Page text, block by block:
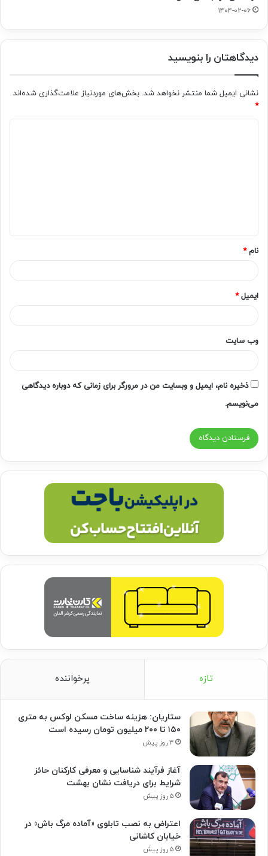
۱۴۰۴-۰۲-۰۶
دیدگاهتان را بنویسید
نشانی ایمیل شما منتشر نخواهد شد. بخش‌های موردنیاز علامت‌گذاری شده‌اند
*
*
نام*
ایمیل*
وب‌ سایت
ذخیره نام، ایمیل و وبسایت من در مرورگر برای زمانی که دوباره دیدگاهی
می‌نویسم.
تازه پرخواننده
ستاریان: هزینه ساخت مسکن لوکس به متری
۱۵۰ تا ۲۰۰ میلیون تومان رسیده است
۳ روز پیش
آغاز فرآیند شناسایی و معرفی کارکنان حائز
شرایط برای دریافت نشان بهشت
۵ روز پیش
اعتراض به نصب تابلوی «آماده مرگ باش» در
خیابان کاشانی
۵ روز پیش